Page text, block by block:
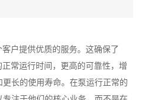
客户提供优质的服务。这确保了
正常运行时间，更高的可靠性，增
长的使用寿命。在泵运行正常的